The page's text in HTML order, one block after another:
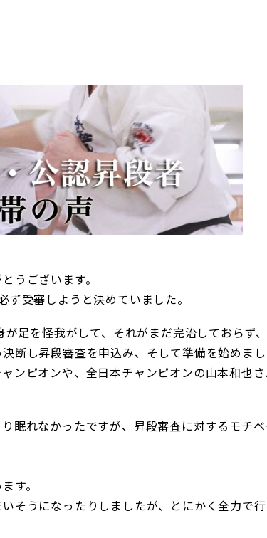
うございます。
受審しようと決めていました。
足を怪我がして、それがまだ完治しておらず
断し昇段審査を申込み、そして準備を始めまし
ンピオンや、全日本チャンピオンの山本和也
眠れなかったですが、昇段審査に対するモチ
す。
そうになったりしましたが、とにかく全力で